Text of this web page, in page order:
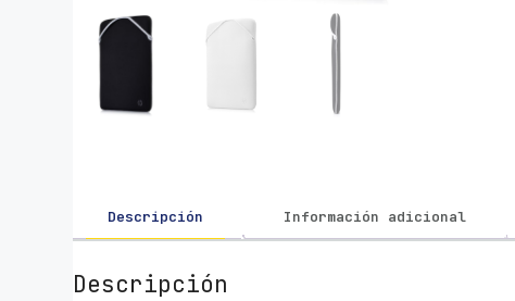
Descripción Información adicional
Descripción